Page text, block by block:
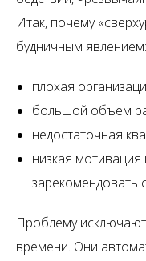
Итак, почему
будничным явлением:
плохая
большой объем
недостаточная
низкая
зарекомендовать
Проблему
времени. Они